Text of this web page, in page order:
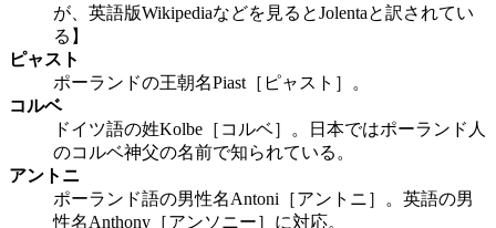
が、英語版Wikipediaなどを見るとJolentaと訳されてい
る】
ピャスト
ポーランドの王朝名Piast［ピャスト］。
コルベ
ドイツ語の姓Kolbe［コルベ］。日本ではポーランド人
のコルベ神父の名前で知られている。
アントニ
ポーランド語の男性名Antoni［アントニ］。英語の男
性名Anthony［アンソニー］に対応。